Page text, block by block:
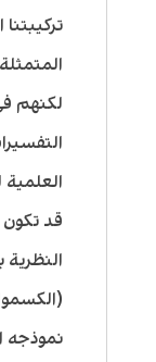
تركيبتنا
لكنهم
قد
النظرية
نموذجه